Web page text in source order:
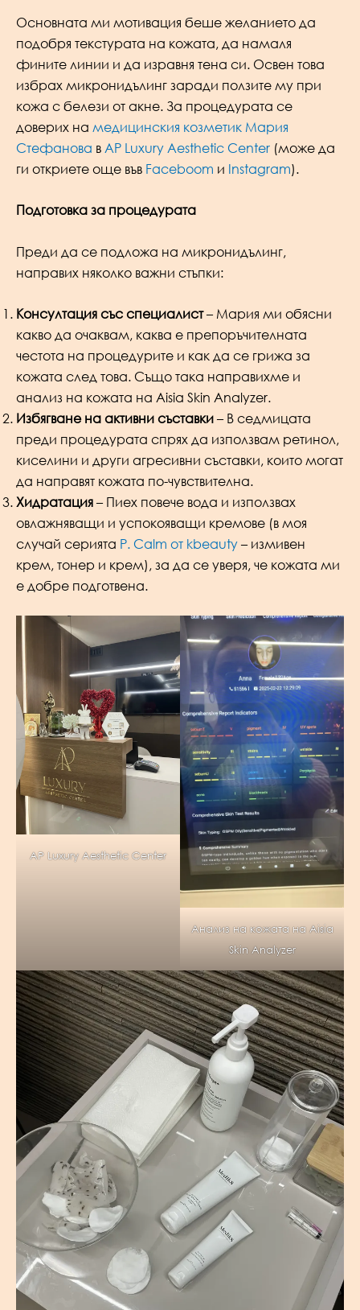
Основната ми мотивация беше желанието да
подобря текстурата на кожата, да намаля
фините линии и да изравня тена си. Освен това
избрах микронидълинг заради ползите му при
кожа с белези от акне. За процедурата се
доверих на медицинския козметик Мария
Стефанова в AP Luxury Aesthetic Center (може да
ги откриете още във Faceboom и Instagram).
Подготовка за процедурата
Преди да се подложа на микронидълинг,
направих няколко важни стъпки:
Консултация със специалист– Мария ми обясни
какво да очаквам, каква е препоръчителната
честота на процедурите и как да се грижа за
кожата след това. Също така направихме и
анализ на кожата на Aisia Skin Analyzer.
Избягване на активни съставки– В седмицата
преди процедурата спрях да използвам ретинол,
киселини и други агресивни съставки, които могат
да направят кожата по-чувствителна.
Хидратация– Пиех повече вода и използвах
овлажняващи и успокояващи кремове (в моя
случай серията P. Calm от kbeauty– измивен
крем, тонер и крем), за да се уверя, че кожата ми
е добре подготвена.
AP Luxury Aesthetic Center
Aнализ на кожата на Aisia
Skin Analyzer